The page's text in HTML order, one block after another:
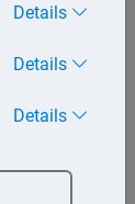
des
der
verbunden
werden
aber
Details
Details
Details